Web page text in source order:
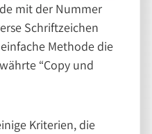
mit der Nummer
Schriftzeichen
Methode die
“Copy und
Kriterien, die